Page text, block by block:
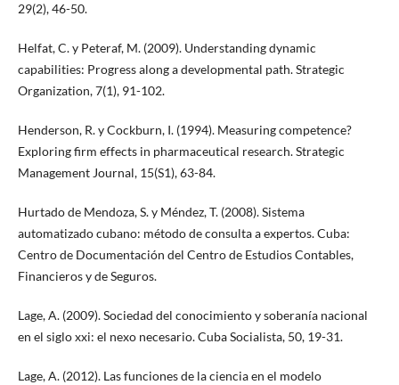
29(2), 46-50.
Helfat, C. y Peteraf, M. (2009). Understanding dynamic
capabilities: Progress along a developmental path. Strategic
Organization, 7(1), 91-102.
Henderson, R. y Cockburn, I. (1994). Measuring competence?
Exploring firm effects in pharmaceutical research. Strategic
Management Journal, 15(S1), 63-84.
Hurtado de Mendoza, S. y Méndez, T. (2008). Sistema
automatizado cubano: método de consulta a expertos. Cuba:
Centro de Documentación del Centro de Estudios Contables,
Financieros y de Seguros.
Lage, A. (2009). Sociedad del conocimiento y soberanía nacional
en el siglo xxi: el nexo necesario. Cuba Socialista, 50, 19-31.
Lage, A. (2012). Las funciones de la ciencia en el modelo